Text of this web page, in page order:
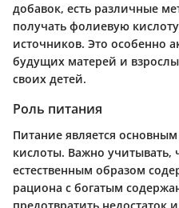
добавок, есть различные
получать фолиевую
источников. Это особенно
будущих матерей и
своих детей.
Роль питания
Питание является
кислоты. Важно учитывать,
естественным образом
рациона с богатым
предотвратить недостаток